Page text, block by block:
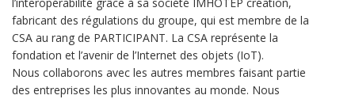
fabricant des régulations du groupe, qui est membre de la
CSA au rang de PARTICIPANT. La CSA représente la
fondation et l’avenir de l’Internet des objets (IoT).
Nous collaborons avec les autres membres faisant partie
des entreprises les plus innovantes au monde. Nous